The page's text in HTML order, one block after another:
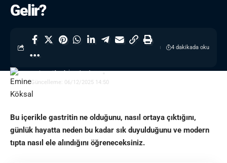
Gelir?
Güncelleme: 06/12/2025 14:50
Emine Köksal- İçerik Editörü
4 dakikada oku
Bu içerikle gastritin ne olduğunu, nasıl ortaya çıktığını,
günlük hayatta neden bu kadar sık duyulduğunu ve modern
tıpta nasıl ele alındığını öğreneceksiniz.